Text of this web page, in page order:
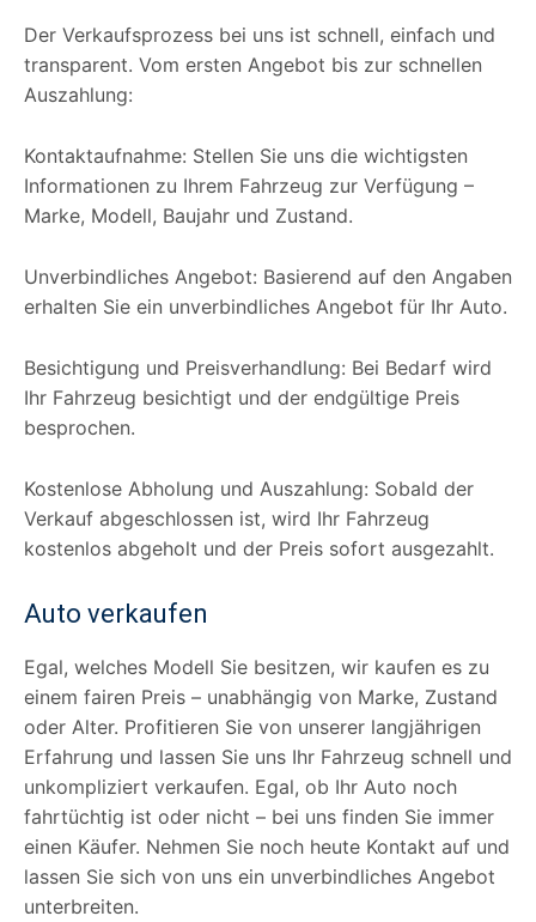
Der Verkaufsprozess bei uns ist schnell, einfach und
transparent. Vom ersten Angebot bis zur schnellen
Auszahlung:
Kontaktaufnahme: Stellen Sie uns die wichtigsten
Informationen zu Ihrem Fahrzeug zur Verfügung –
Marke, Modell, Baujahr und Zustand.
Unverbindliches Angebot: Basierend auf den Angaben
erhalten Sie ein unverbindliches Angebot für Ihr Auto.
Besichtigung und Preisverhandlung: Bei Bedarf wird
Ihr Fahrzeug besichtigt und der endgültige Preis
besprochen.
Kostenlose Abholung und Auszahlung: Sobald der
Verkauf abgeschlossen ist, wird Ihr Fahrzeug
kostenlos abgeholt und der Preis sofort ausgezahlt.
Auto verkaufen
Egal, welches Modell Sie besitzen, wir kaufen es zu
einem fairen Preis – unabhängig von Marke, Zustand
oder Alter. Profitieren Sie von unserer langjährigen
Erfahrung und lassen Sie uns Ihr Fahrzeug schnell und
unkompliziert verkaufen. Egal, ob Ihr Auto noch
fahrtüchtig ist oder nicht – bei uns finden Sie immer
einen Käufer. Nehmen Sie noch heute Kontakt auf und
lassen Sie sich von uns ein unverbindliches Angebot
unterbreiten.